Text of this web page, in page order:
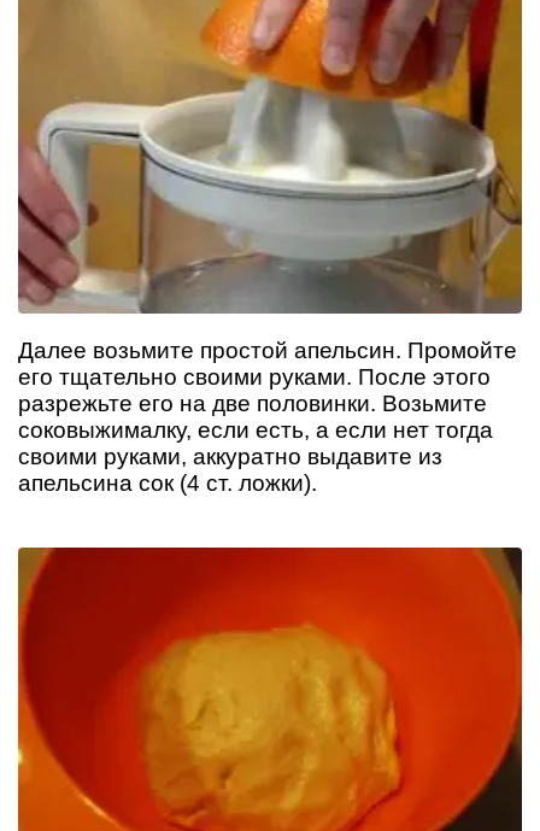
Далее возьмите простой апельсин. Промойте
его тщательно своими руками. После этого
разрежьте его на две половинки. Возьмите
соковыжималку, если есть, а если нет тогда
своими руками, аккуратно выдавите из
апельсина сок (4 ст. ложки).